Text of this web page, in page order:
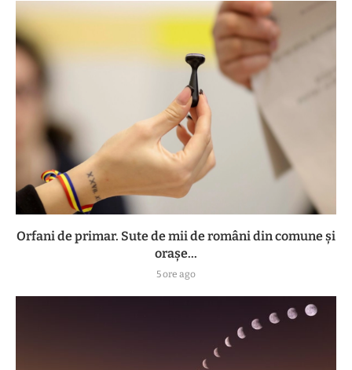
Orfani de primar. Sute de mii de români din comune și
orașe...
5 ore ago